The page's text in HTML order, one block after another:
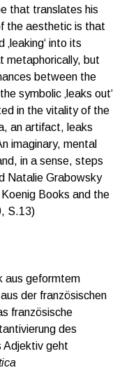
that translates his
the aesthetic is that
‚leaking‘ into its
metaphorically, but
between the
symbolic ‚leaks out‘
in the vitality of the
an artifact, leaks
imaginary, mental
in a sense, steps
Natalie Grabowsky
Koenig Books and the
S.13)
aus geformtem
der französischen
französische
des
Adjektiv geht